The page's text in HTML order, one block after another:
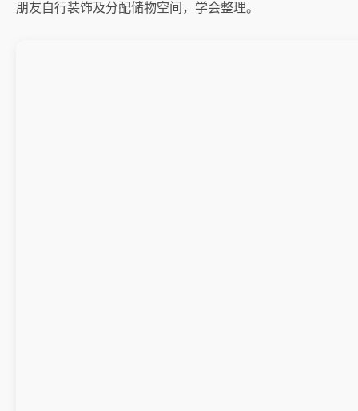
朋友自行装饰及分配储物空间，学会整理。